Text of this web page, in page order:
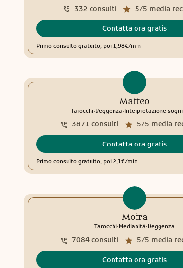
5/5 media
332 consulti
Contatta ora gratis
Primo consulto gratuito, poi 1,98€/min
Matteo
Tarocchi.Veggenza.Interpretazione sogni
5/5 media
3871 consulti
Contatta ora gratis
Primo consulto gratuito, poi 2,1€/min
Moira
Tarocchi.Medianità.Veggenza
5/5 media
7084 consulti
Contatta ora gratis